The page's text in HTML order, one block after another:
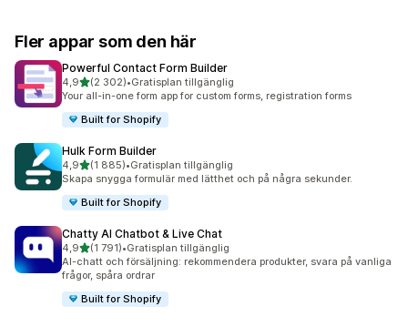
Fler appar som den här
Powerful Contact Form Builder
4,9av 5 stjärnor
(2 302)
2302 recensioner totalt
•Gratisplan tillgänglig
Your all-in-one form app for custom forms, registration forms
Built for Shopify
Hulk Form Builder
4,9av 5 stjärnor
(1 885)
1885 recensioner totalt
•Gratisplan tillgänglig
Skapa snygga formulär med lätthet och på några sekunder.
Built for Shopify
Chatty AI Chatbot & Live Chat
4,9av 5 stjärnor
(1 791)
1791 recensioner totalt
•Gratisplan tillgänglig
AI-chatt och försäljning: rekommendera produkter, svara på vanliga
frågor, spåra ordrar
Built for Shopify